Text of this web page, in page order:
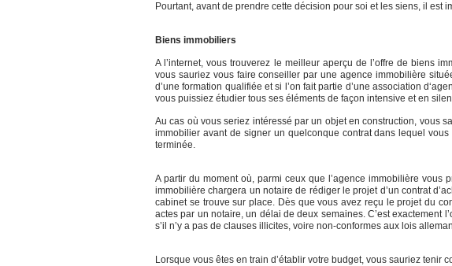
Pourtant, avant de prendre cette décision pour soi et les siens, il est
Biens immobiliers
A l’internet, vous trouverez le meilleur aperçu de l’offre de biens
vous sauriez vous faire conseiller par une agence immobilière
d’une formation qualifiée et si l’on fait partie d’une association
vous puissiez étudier tous ses éléments de façon intensive et en
Au cas où vous seriez intéressé par un objet en construction, vous
immobilier avant de signer un quelconque contrat dans lequel
terminée.
A partir du moment où, parmi ceux que l’agence immobilière vous
immobilière chargera un notaire de rédiger le projet d’un contrat
cabinet se trouve sur place. Dès que vous avez reçu le projet du
actes par un notaire, un délai de deux semaines. C’est exactement
s’il n’y a pas de clauses illicites, voire non-conformes aux lois
Lorsque vous êtes en train d’établir votre budget, vous sauriez tenir